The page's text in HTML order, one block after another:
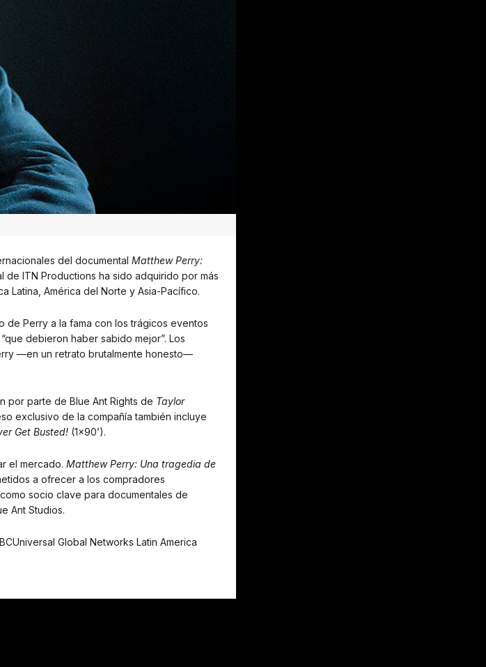
del documental Matthew Perry:
de ITN Productions ha sido adquirido por más
Latina, América del Norte y Asia-Pacífico.
de Perry a la fama con los trágicos eventos
debieron haber sabido mejor”. Los
—en un retrato brutalmente honesto—
por parte de Blue Ant Rights de Taylor
exclusivo de la compañía también incluye
Get Busted! (1×90’).
el mercado. Matthew Perry: Una tragedia de
a ofrecer a los compradores
socio clave para documentales de
Ant Studios.
Global Networks Latin America